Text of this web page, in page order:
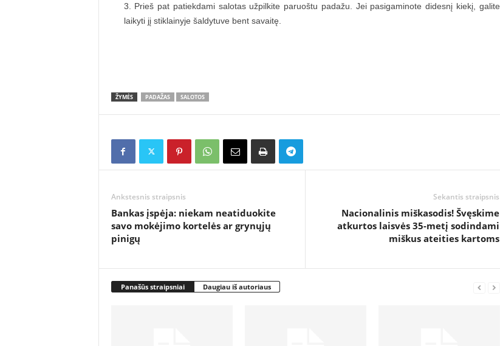
Prieš pat patiekdami salotas užpilkite paruoštu padažu. Jei pasigaminote didesnį kiekį, galite
laikyti jį stiklainyje šaldytuve bent savaitę.
ŽYMĖS PADAŽAS SALOTOS
Ankstesnis straipsnis
Bankas įspėja: niekam neatiduokite
savo mokėjimo kortelės ar grynųjų
pinigų
Sekantis straipsnis
Nacionalinis miškasodis! Švęskime
atkurtos laisvės 35-metį sodindami
miškus ateities kartoms
Panašūs straipsniai Daugiau iš autoriaus